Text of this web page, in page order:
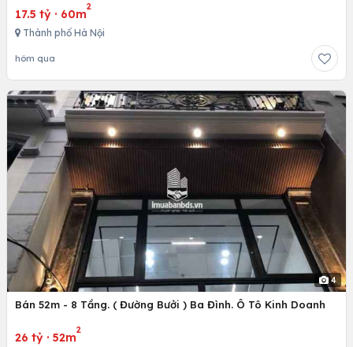
17.5 tỷ · 60m
2
Thành phố Hà Nội
hôm qua
4
Bán 52m - 8 Tầng. ( Đường Bưởi ) Ba Đình. Ô Tô Kinh Doanh
26 tỷ · 52m
2